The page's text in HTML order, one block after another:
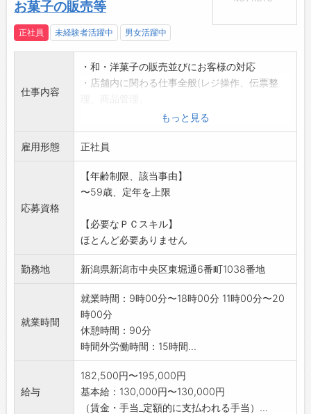
お菓子の販売等
正社員 未経験者活躍中 男女活躍中
仕事内容
・和・洋菓子の販売並びにお客様の対応
・店舗内に関わる仕事全般(レジ操作、伝票整
商品陳列、仕入、発注、電話対応など)
・長期間働ける方を希望しています。
・幅広い年齢の方が活躍している職場です。
・業務上、車を使用する機会はありません。
※新潟市内店舗での移動あります。(要相談)
*変更範囲:会社の定める業務(本人希望を考慮)
もっと見る
雇用形態 正社員
応募資格
【年齢制限、該当事由】
〜59歳、定年を上限
【必要なＰＣスキル】
ほとんど必要ありません
勤務地 新潟県新潟市中央区東堀通6番町1038番地
就業時間
就業時間：9時00分〜18時00分 11時00分〜20
時00分
休憩時間：90分
時間外労働時間：15時間...
給与
182,500円〜195,000円
基本給：130,000円〜130,000円
（賃金・手当_定額的に支払われる手当）...